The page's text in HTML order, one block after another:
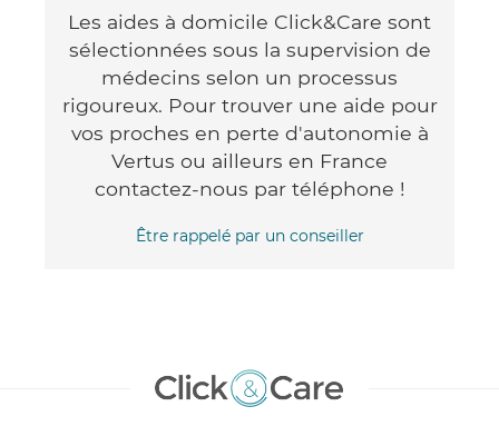
Les aides à domicile Click&Care sont
sélectionnées sous la supervision de
médecins selon un processus
rigoureux. Pour trouver une aide pour
vos proches en perte d'autonomie à
Vertus ou ailleurs en France
contactez-nous par téléphone !
Être rappelé par un conseiller